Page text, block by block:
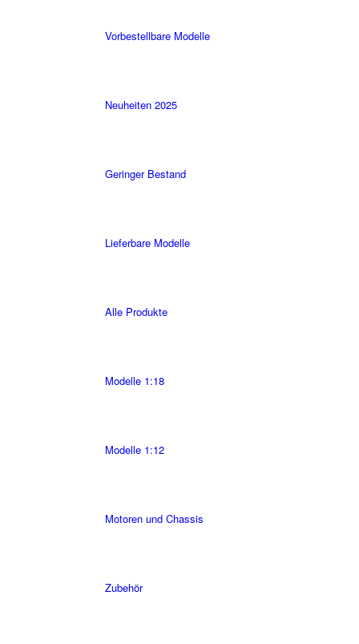
Vorbestellbare Modelle
Neuheiten 2025
Geringer Bestand
Lieferbare Modelle
Alle Produkte
Modelle 1:18
Modelle 1:12
Motoren und Chassis
Zubehör